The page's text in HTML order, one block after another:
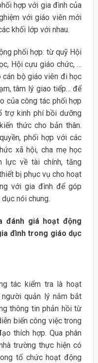
hợp với gia đình của
với giáo viên mới
khối lớp với nhau.
phối hợp: từ quỹ Hội
Hội cựu giáo chức, …
cán bộ giáo viên đi học
tâm lý giao tiếp… để
của công tác phối hợp
trợ kinh phí bồi dưỡng
thức cho bản thân.
phối hợp với các
xã hội, cha mẹ học
lực về tài chính, tăng
bị phục vụ cho hoạt
với gia đình để góp
nói chung.
đánh giá hoạt động
đình trong giáo dục
tác kiểm tra là hoạt
quản lý nắm bắt
thông tin phản hồi từ
biến công việc trong
thích hợp. Qua phân
trường thực hiện có
tổ chức hoạt động